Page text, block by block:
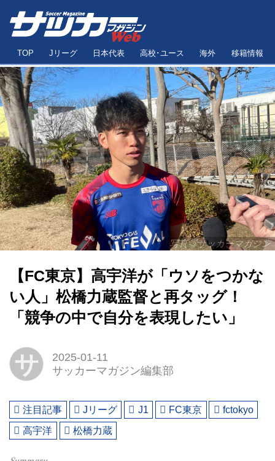
TOP Jリーグ 日本代表 高校･ユース 海外 移籍情報
写真◎サッカーマガジン
【FC東京】高宇洋が「ウソをつかな
い人」松橋力蔵監督と再タッグ！
「競争の中で自分を表現したい」
サ
2025-01-11
サッカーマガジン編集部
注目記事 Jリーグ J1 FC東京
fctokyo
高宇洋
松橋力蔵